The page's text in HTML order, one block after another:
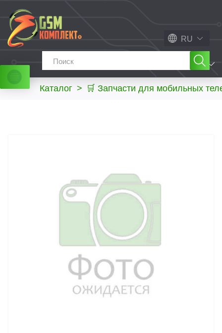
RU
МЕНЮ
Каталог > 🛒 Запчасти для мобильных